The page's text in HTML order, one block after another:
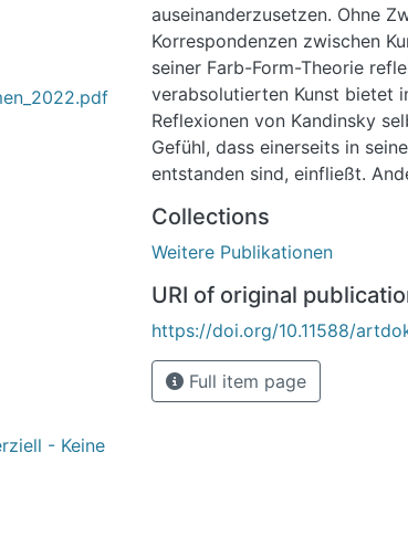
- Keine
auseinanderzusetzen. Ohne
Korrespondenzen zwischen
seiner Farb-Form-Theorie
verabsolutierten Kunst bietet
Reflexionen von Kandinsky
Gefühl, dass einerseits in
entstanden sind, einfließt.
Text wird neben Einflüssen
die Frage eingegangen,
seiner Zeit und vor allem von
Nietzsche, der sich mit der
im 19. Jahrhundert
Kunst kann das Subjekt die
beziehungsweise ironische
Collections
Weitere Publikationen
URI of original
https://doi.org/10.11588/
Full item page